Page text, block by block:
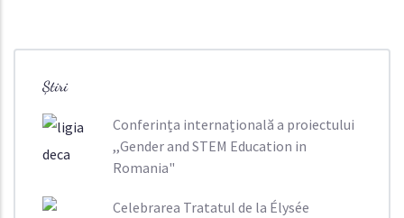
Știri
Conferința internațională a proiectului
,,Gender and STEM Education in
Romania"
Celebrarea Tratatul de la Élysée